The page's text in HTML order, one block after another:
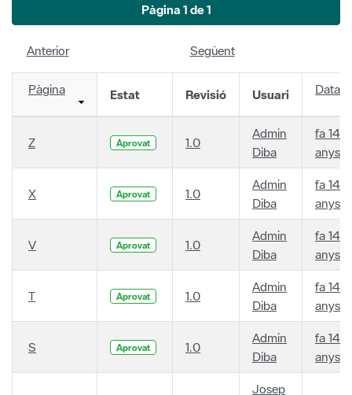
Pàgina 1 de 1
Anterior Següent
Pàgina Estat Revisió Usuari Data
Z Aprovat 1.0
Admin
Diba
fa 14
anys
X Aprovat 1.0
Admin
Diba
fa 14
anys
V Aprovat 1.0
Admin
Diba
fa 14
anys
T Aprovat 1.0
Admin
Diba
fa 14
anys
S Aprovat 1.0
Admin
Diba
fa 14
anys
Josep